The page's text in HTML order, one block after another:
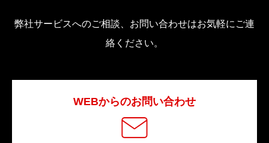
弊社サービスへのご相談、お問い合わせはお気軽にご連
絡ください。
WEBからのお問い合わせ